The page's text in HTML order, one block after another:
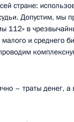
стране:
Допустим, мы
112» в
и среднего
– траты денег, а